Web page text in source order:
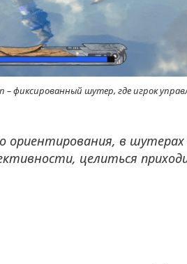
– фиксированный шутер, где игрок
ориентирования, в шутерах
целиться